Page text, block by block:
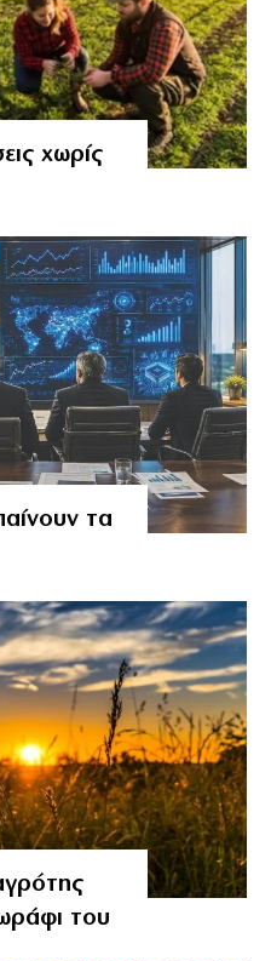
χωρίς
τα
του